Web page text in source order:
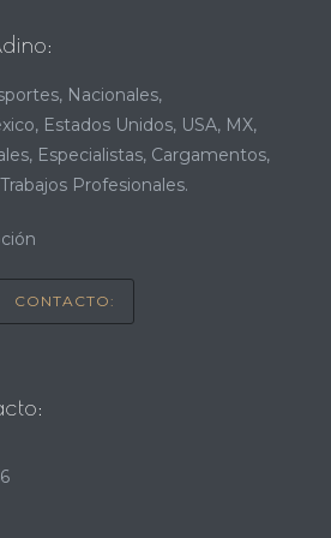
Nacionales,
Estados Unidos, USA, MX,
Especialistas, Cargamentos,
Profesionales.
CONTACTO: